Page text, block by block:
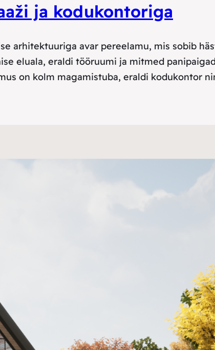
ja kodukontoriga
arhitektuuriga avar pereelamu, mis sobib
eluala, eraldi tööruumi ja mitmed
on kolm magamistuba, eraldi kodukontor